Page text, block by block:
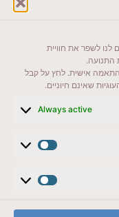
לנו לשפר את חוויית
התנועה.
אישית. לחץ על קבל
שאינם חיוניים.
Always active